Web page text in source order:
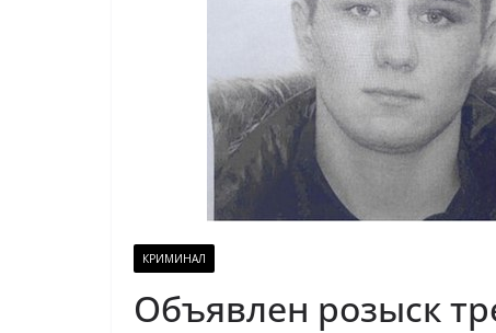
КРИМИНАЛ
Объявлен розыск